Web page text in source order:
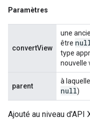
Paramètres
convertView
une
être
type
nouvelle
parent
à
null)
Ajouté au niveau d'API